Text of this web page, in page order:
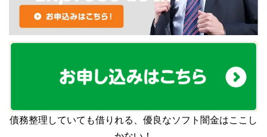
債務整理していても借りれる、優良なソフト闇金はここし